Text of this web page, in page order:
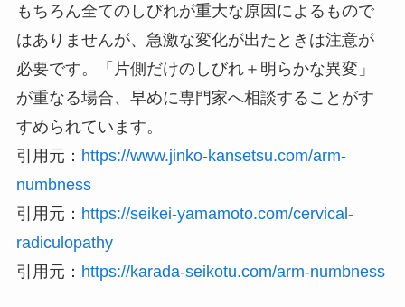
もちろん全てのしびれが重大な原因によるもので
はありませんが、急激な変化が出たときは注意が
必要です。「片側だけのしびれ＋明らかな異変」
が重なる場合、早めに専門家へ相談することがす
すめられています。
引用元： https://www.jinko-kansetsu.com/arm-
numbness
引用元： https://seikei-yamamoto.com/cervical-
radiculopathy
引用元： https://karada-seikotu.com/arm-numbness